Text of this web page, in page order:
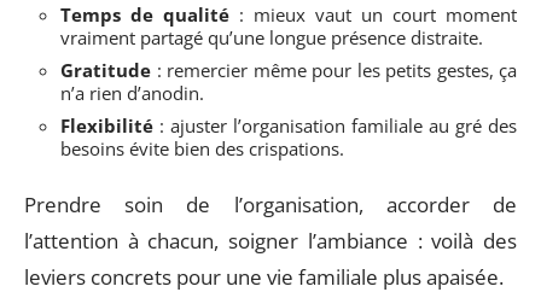
Temps de qualité : mieux vaut un court moment
vraiment partagé qu’une longue présence distraite.
Gratitude : remercier même pour les petits gestes, ça
n’a rien d’anodin.
Flexibilité : ajuster l’organisation familiale au gré des
besoins évite bien des crispations.
Prendre soin de l’organisation, accorder de
l’attention à chacun, soigner l’ambiance : voilà des
leviers concrets pour une vie familiale plus apaisée.